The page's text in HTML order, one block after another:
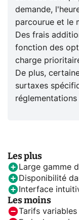
demande,
parcourue et le
Des frais
fonction des
charge
De plus,
surtaxes
réglementations
Les plus
Large gamme
Disponibilité
Interface
Les moins
Tarifs